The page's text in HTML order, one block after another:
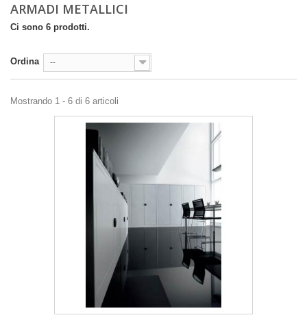
ARMADI METALLICI
Ci sono 6 prodotti.
Ordina --
Mostrando 1 - 6 di 6 articoli